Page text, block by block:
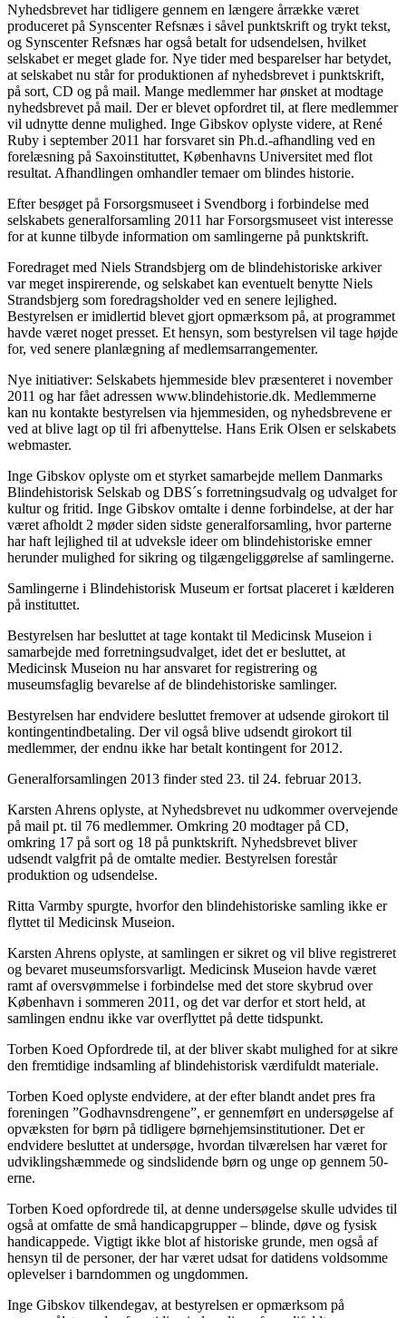
Nyhedsbrevet har tidligere gennem en længere årrække været
produceret på Synscenter Refsnæs i såvel punktskrift og trykt tekst,
og Synscenter Refsnæs har også betalt for udsendelsen, hvilket
selskabet er meget glade for. Nye tider med besparelser har betydet,
at selskabet nu står for produktionen af nyhedsbrevet i punktskrift,
på sort, CD og på mail. Mange medlemmer har ønsket at modtage
nyhedsbrevet på mail. Der er blevet opfordret til, at flere medlemmer
vil udnytte denne mulighed. Inge Gibskov oplyste videre, at René
Ruby i september 2011 har forsvaret sin Ph.d.-afhandling ved en
forelæsning på Saxoinstituttet, Københavns Universitet med flot
resultat. Afhandlingen omhandler temaer om blindes historie.
Efter besøget på Forsorgsmuseet i Svendborg i forbindelse med
selskabets generalforsamling 2011 har Forsorgsmuseet vist interesse
for at kunne tilbyde information om samlingerne på punktskrift.
Foredraget med Niels Strandsbjerg om de blindehistoriske arkiver
var meget inspirerende, og selskabet kan eventuelt benytte Niels
Strandsbjerg som foredragsholder ved en senere lejlighed.
Bestyrelsen er imidlertid blevet gjort opmærksom på, at programmet
havde været noget presset. Et hensyn, som bestyrelsen vil tage højde
for, ved senere planlægning af medlemsarrangementer.
Nye initiativer: Selskabets hjemmeside blev præsenteret i november
2011 og har fået adressen www.blindehistorie.dk. Medlemmerne
kan nu kontakte bestyrelsen via hjemmesiden, og nyhedsbrevene er
ved at blive lagt op til fri afbenyttelse. Hans Erik Olsen er selskabets
webmaster.
Inge Gibskov oplyste om et styrket samarbejde mellem Danmarks
Blindehistorisk Selskab og DBS´s forretningsudvalg og udvalget for
kultur og fritid. Inge Gibskov omtalte i denne forbindelse, at der har
været afholdt 2 møder siden sidste generalforsamling, hvor parterne
har haft lejlighed til at udveksle ideer om blindehistoriske emner
herunder mulighed for sikring og tilgængeliggørelse af samlingerne.
Samlingerne i Blindehistorisk Museum er fortsat placeret i kælderen
på instituttet.
Bestyrelsen har besluttet at tage kontakt til Medicinsk Museion i
samarbejde med forretningsudvalget, idet det er besluttet, at
Medicinsk Museion nu har ansvaret for registrering og
museumsfaglig bevarelse af de blindehistoriske samlinger.
Bestyrelsen har endvidere besluttet fremover at udsende girokort til
kontingentindbetaling. Der vil også blive udsendt girokort til
medlemmer, der endnu ikke har betalt kontingent for 2012.
Generalforsamlingen 2013 finder sted 23. til 24. februar 2013.
Karsten Ahrens oplyste, at Nyhedsbrevet nu udkommer overvejende
på mail pt. til 76 medlemmer. Omkring 20 modtager på CD,
omkring 17 på sort og 18 på punktskrift. Nyhedsbrevet bliver
udsendt valgfrit på de omtalte medier. Bestyrelsen forestår
produktion og udsendelse.
Ritta Varmby spurgte, hvorfor den blindehistoriske samling ikke er
flyttet til Medicinsk Museion.
Karsten Ahrens oplyste, at samlingen er sikret og vil blive registreret
og bevaret museumsforsvarligt. Medicinsk Museion havde været
ramt af oversvømmelse i forbindelse med det store skybrud over
København i sommeren 2011, og det var derfor et stort held, at
samlingen endnu ikke var overflyttet på dette tidspunkt.
Torben Koed Opfordrede til, at der bliver skabt mulighed for at sikre
den fremtidige indsamling af blindehistorisk værdifuldt materiale.
Torben Koed oplyste endvidere, at der efter blandt andet pres fra
foreningen ”Godhavnsdrengene”, er gennemført en undersøgelse af
opvæksten for børn på tidligere børnehjemsinstitutioner. Det er
endvidere besluttet at undersøge, hvordan tilværelsen har været for
udviklingshæmmede og sindslidende børn og unge op gennem 50-
erne.
Torben Koed opfordrede til, at denne undersøgelse skulle udvides til
også at omfatte de små handicapgrupper – blinde, døve og fysisk
handicappede. Vigtigt ikke blot af historiske grunde, men også af
hensyn til de personer, der har været udsat for datidens voldsomme
oplevelser i barndommen og ungdommen.
Inge Gibskov tilkendegav, at bestyrelsen er opmærksom på